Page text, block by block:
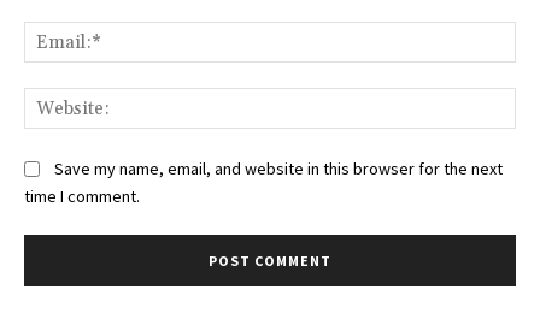
Save my name, email, and website in this browser for the next
time I comment.